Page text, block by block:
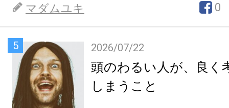
マダムユキ 0
5 2026/07/22
頭のわるい人が、良く
しまうこと